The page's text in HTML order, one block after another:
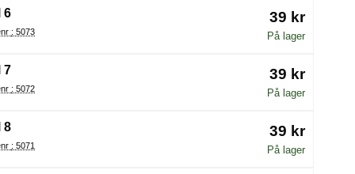
6
Varenr : 5073
39 kr
På lager
7
Varenr : 5072
39 kr
På lager
8
Varenr : 5071
39 kr
På lager